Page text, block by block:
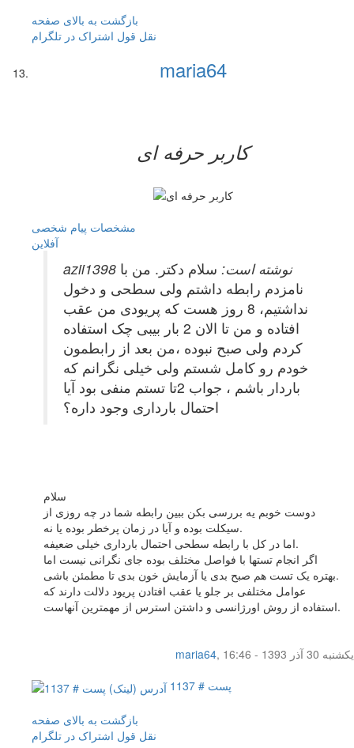
بازگشت به بالای صفحه
نقل قول اشتراک در تلگرام
maria64
کاربر حرفه ای
مشخصات پیام شخصی
آفلاين
azii1398 نوشته است: سلام دکتر. من با
نامزدم رابطه داشتم ولی سطحی و دخول
نداشتیم، 8 روز هست که پریودی من عقب
افتاده و من تا الان 2 بار بیبی چک استفاده
کردم ولی صبح نبوده ،من بعد از رابطمون
خودم رو کامل شستم ولی خیلی نگرانم که
باردار باشم ، جواب 2تا تستم منفی بود آیا
احتمال بارداری وجود داره؟
سلام
دوست خوبم یه بررسی بکن ببین رابطه شما در چه روزی از
سیکلت بوده و آیا در زمان پرخطر بوده یا نه.
اما در کل با رابطه سطحی احتمال بارداری خیلی ضعیفه.
اگر انجام تستها با فواصل مختلف بوده جای نگرانی نیست اما
بهتره یک تست هم صبح بدی یا آزمایش خون بدی تا مطمئن باشی.
عوامل مختلفی بر جلو یا عقب افتادن پریود دلالت دارند که
استفاده از روش اورژانسی و داشتن استرس از مهمترین آنهاست.
maria64,
یکشنبه 30 آذر 1393 - 16:46
پست # 1137
بازگشت به بالای صفحه
نقل قول اشتراک در تلگرام